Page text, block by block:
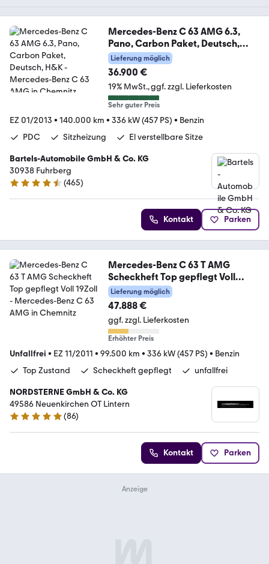
Mercedes-Benz C 63 AMG 6.3,
Pano, Carbon Paket, Deutsch,
H&K
Lieferung möglich
36.900 €
19% MwSt. ggf. zzgl. Lieferkosten
Sehr guter Preis
EZ 01/2013 • 140.000 km • 336 kW (457 PS) • Benzin
PDC
Sitzheizung El verstellbare Sitze
Bartels-Automobile GmbH & Co. KG
30938 Fuhrberg
4.6 Sterne
(465)
Kontakt Parken
Mercedes-Benz C 63 T AMG
Scheckheft Top gepflegt Voll
19Zoll
Lieferung möglich
47.888 €
ggf. zzgl. Lieferkosten
Erhöhter Preis
Unfallfrei • EZ 11/2011 • 99.500 km • 336 kW (457 PS) • Benzin
Top Zustand
Scheckheft gepflegt unfallfrei
NORDSTERNE GmbH & Co. KG
49586 Neuenkirchen OT Lintern
4.8 Sterne
(86)
Kontakt Parken